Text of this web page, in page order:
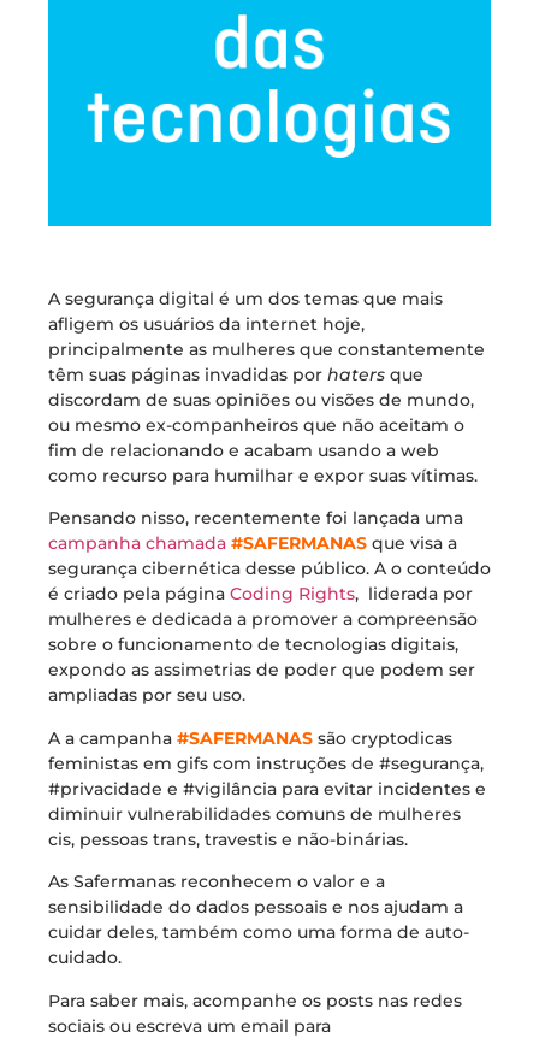
A segurança digital é um dos temas que mais
afligem os usuários da internet hoje,
principalmente as mulheres que constantemente
têm suas páginas invadidas por haters que
discordam de suas opiniões ou visões de mundo,
ou mesmo ex-companheiros que não aceitam o
fim de relacionando e acabam usando a web
como recurso para humilhar e expor suas vítimas.
Pensando nisso, recentemente foi lançada uma
campanha chamada #SAFERMANAS que visa a
segurança cibernética desse público. A o conteúdo
é criado pela página Coding Rights, liderada por
mulheres e dedicada a promover a compreensão
sobre o funcionamento de tecnologias digitais,
expondo as assimetrias de poder que podem ser
ampliadas por seu uso.
A a campanha #SAFERMANAS são cryptodicas
feministas em gifs com instruções de #segurança,
#privacidade e #vigilância para evitar incidentes e
diminuir vulnerabilidades comuns de mulheres
cis, pessoas trans, travestis e não-binárias.
As Safermanas reconhecem o valor e a
sensibilidade do dados pessoais e nos ajudam a
cuidar deles, também como uma forma de auto-
cuidado.
Para saber mais, acompanhe os posts nas redes
sociais ou escreva um email para